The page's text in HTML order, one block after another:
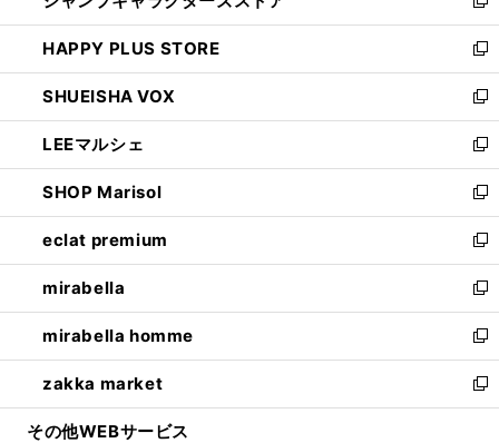
ン
ド
ウ
で
開
く
い
ウ
ィ
ン
ド
ウ
で
開
く
新
し
い
ウ
ィ
ン
ド
ウ
で
開
く
HAPPY PLUS STORE
新
し
い
ウ
ィ
ン
ド
ウ
で
開
く
SHUEISHA VOX
新
し
い
ウ
ィ
ン
ド
ウ
で
開
く
LEEマルシェ
新
し
い
ウ
ィ
ン
ド
ウ
で
開
く
SHOP Marisol
新
し
い
ウ
ィ
ン
ド
ウ
で
開
eclat premium
新
し
い
ウ
ィ
ン
ド
ウ
mirabella
新
し
い
ウ
ィ
ン
mirabella homme
新
し
い
ウ
zakka market
新
し
その他WEBサービス